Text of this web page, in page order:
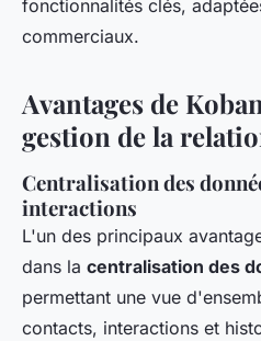
fonctionnalités clés,
commerciaux.
Avantages de
gestion de la
Centralisation des
interactions
L'un des principaux
dans la centralisation des
permettant une vue
contacts, interactions et